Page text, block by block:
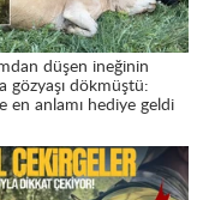
düşen ineğinin
gözyaşı dökmüştü:
en anlamı hediye geldi